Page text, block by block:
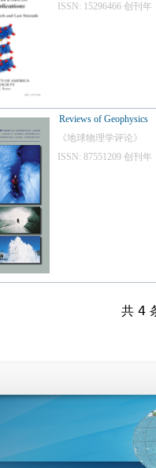
ISSN: 15296466 创刊
Reviews of Geophysics
《地球物理学评论》
ISSN: 87551209 创刊
共 4